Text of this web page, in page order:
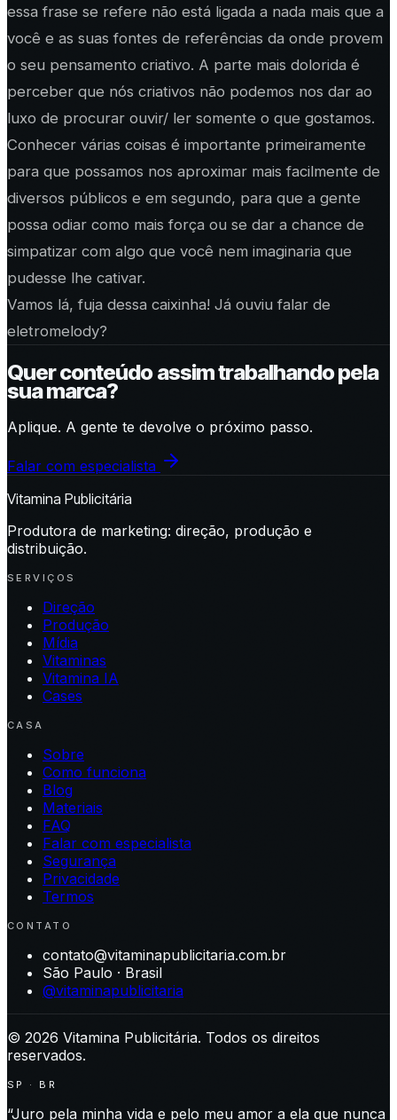
essa frase se refere não está ligada a nada mais que a
você e as suas fontes de referências da onde provem
o seu pensamento criativo. A parte mais dolorida é
perceber que nós criativos não podemos nos dar ao
luxo de procurar ouvir/ ler somente o que gostamos.
Conhecer várias coisas é importante primeiramente
para que possamos nos aproximar mais facilmente de
diversos públicos e em segundo, para que a gente
possa odiar como mais força ou se dar a chance de
simpatizar com algo que você nem imaginaria que
pudesse lhe cativar.
Vamos lá, fuja dessa caixinha! Já ouviu falar de
eletromelody?
Quer conteúdo assim trabalhando pela
sua marca?
Aplique. A gente te devolve o próximo passo.
Falar com especialista
Vitamina Publicitária
Produtora de marketing: direção, produção e
distribuição.
SERVIÇOS
Direção
Produção
Mídia
Vitaminas
Vitamina IA
Cases
CASA
Sobre
Como funciona
Blog
Materiais
FAQ
Falar com especialista
Segurança
Privacidade
Termos
CONTATO
contato@vitaminapublicitaria.com.br
São Paulo · Brasil
@vitaminapublicitaria
© 2026 Vitamina Publicitária. Todos os direitos
reservados.
SP · BR
“Juro pela minha vida e pelo meu amor a ela que nunca